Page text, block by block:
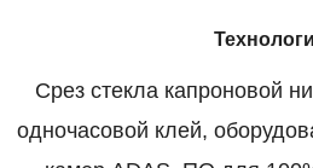
Срез стекла капроновой
одночасовой клей,